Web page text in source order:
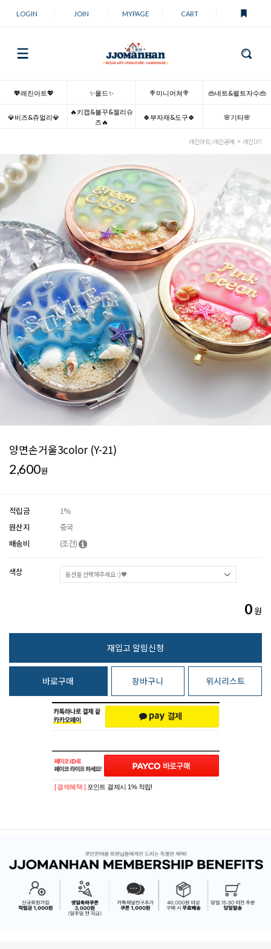
LOGIN JOIN MYPAGE CART
💖레진아트💖 ✨몰드✨ 🍭미니어쳐🍭 👜네트&펠트자수👜
💎비즈&쥬얼리💎
🔥키캡&볼꾸&젤리슈
즈🔥
🍀부자재&도구🍀 🌸기타🌸
레진아트/레진공예 레진DIY
양면손거울3color (Y-21)
2,600원
적립금
1%
원산지
중국
배송비
(조건)
색상
0 원
바로구매 장바구니 위시리스트
[ 결제혜택 ] 포인트 결제시 1% 적립!